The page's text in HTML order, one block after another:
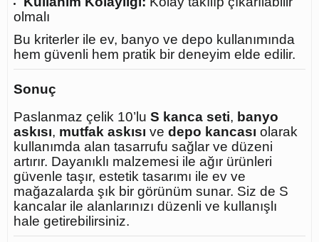
olmalı
Bu kriterler ile ev, banyo ve depo kullanımında
hem güvenli hem pratik bir deneyim elde edilir.
Sonuç
Paslanmaz çelik 10’lu S kanca seti, banyo
askısı, mutfak askısı ve depo kancası olarak
kullanımda alan tasarrufu sağlar ve düzeni
artırır. Dayanıklı malzemesi ile ağır ürünleri
güvenle taşır, estetik tasarımı ile ev ve
mağazalarda şık bir görünüm sunar. Siz de S
kancalar ile alanlarınızı düzenli ve kullanışlı
hale getirebilirsiniz.